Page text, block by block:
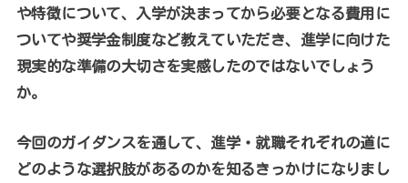
や特徴について、入学が決まってから必要となる費用に
ついてや奨学金制度など教えていただき、進学に向けた
現実的な準備の大切さを実感したのではないでしょう
か。
今回のガイダンスを通して、進学・就職それぞれの道に
どのような選択肢があるのかを知るきっかけになりまし